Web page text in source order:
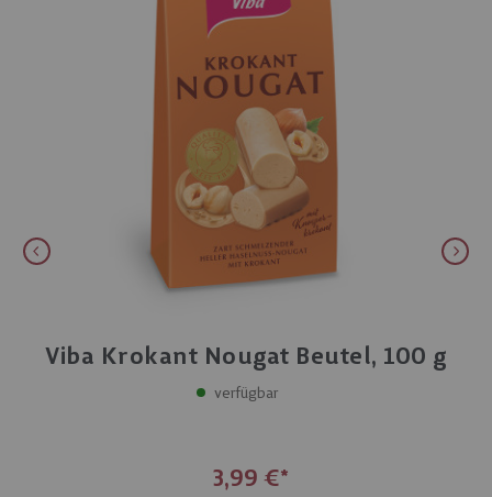
Viba Krokant Nougat Beutel, 100 g
verfügbar
3,99 €